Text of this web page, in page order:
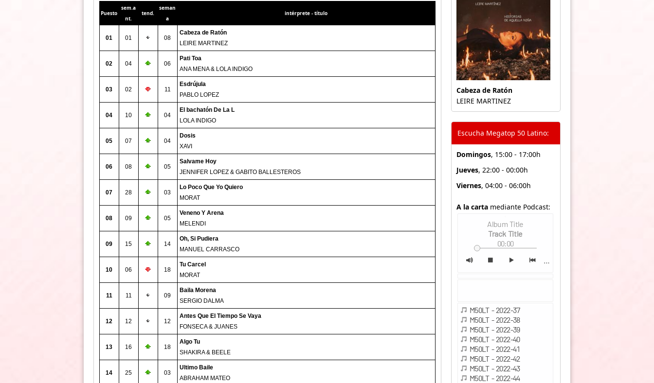
Puesto
sem.a
nt.
tend.
seman
a
intérprete - título
01 01 08
Cabeza de Ratón
LEIRE MARTINEZ
02 04 06
Pati Toa
ANA MENA & LOLA INDIGO
03 02 11
Esdrújula
PABLO LOPEZ
04 10 04
El bachatón De La L
LOLA INDIGO
05 07 04
Dosis
XAVI
06 08 05
Salvame Hoy
JENNIFER LOPEZ & GABITO BALLESTEROS
07 28 03
Lo Poco Que Yo Quiero
MORAT
08 09 05
Veneno Y Arena
MELENDI
09 15 14
Oh, Si Pudiera
MANUEL CARRASCO
10 06 18
Tu Carcel
MORAT
11 11 09
Baila Morena
SERGIO DALMA
12 12 12
Antes Que El Tiempo Se Vaya
FONSECA & JUANES
13 16 18
Algo Tu
SHAKIRA & BEELE
14 25 03
Ultimo Baile
ABRAHAM MATEO
Cabeza de Ratón
LEIRE MARTINEZ
Escucha Megatop 50 Latino:
Domingos, 15:00 - 17:00h
Jueves, 22:00 - 00:00h
Viernes, 04:00 - 06:00h
A la cartamediante Podcast: